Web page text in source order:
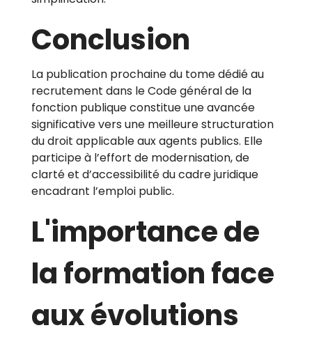
Conclusion
La publication prochaine du tome dédié au
recrutement dans le Code général de la
fonction publique constitue une avancée
significative vers une meilleure structuration
du droit applicable aux agents publics. Elle
participe à l’effort de modernisation, de
clarté et d’accessibilité du cadre juridique
encadrant l’emploi public.
L'importance de
la formation face
aux évolutions